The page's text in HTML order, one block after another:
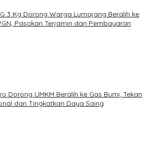
3 Kg Dorong Warga Lumajang Beralih ke
Pasokan Terjamin dan Pembayaran
Dorong UMKM Beralih ke Gas Bumi, Tekan
dan Tingkatkan Daya Saing